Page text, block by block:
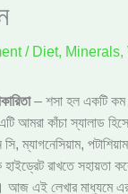
/ Diet, Minerals,
– শসা হল একটি কম
আমরা কাঁচা স্যালাড
সি, ম্যাগনেসিয়াম,
রাখতে সহায়তা
আজ এই লেখার মাধ্যমে এর